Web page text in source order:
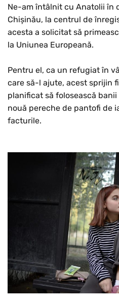
Ne-am întâlnit cu Anatolii în
Chișinău, la centrul de
acesta a solicitat să
la Uniunea Europeană.
Pentru el, ca un refugiat în
care să-l ajute, acest sprijin
planificat să folosească
nouă pereche de pantofi de
facturile.